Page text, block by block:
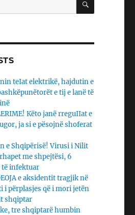
teIat elektrikë, hajdutin e
e tij e lanë të
Këto janë rreguIIat e
ja si e pësojnë shoferat
e Shqipërisë! Virusi i Nilit
me shpejtësi, 6
infektuar
e aksidentit tragjik në
i përplasjes që i mori jetën
shqiptar
tre shqiptarë humbin